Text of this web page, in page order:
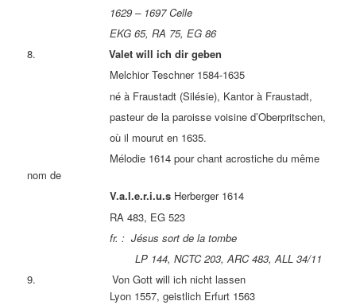
1629 – 1697 Celle
EKG 65, RA 75, EG 86
8.Valet will ich dir geben
Melchior Teschner 1584-1635
né à Fraustadt (Silésie), Kantor à Fraustadt,
pasteur de la paroisse voisine d’Oberpritschen,
où il mourut en 1635.
Mélodie 1614 pour chant acrostiche du même
nom de
V.a.l.e.r.i.u.s Herberger 1614
RA 483, EG 523
fr. : Jésus sort de la tombe
LP 144, NCTC 203, ARC 483, ALL 34/11
9. Von Gott will ich nicht lassen
Lyon 1557, geistlich Erfurt 1563